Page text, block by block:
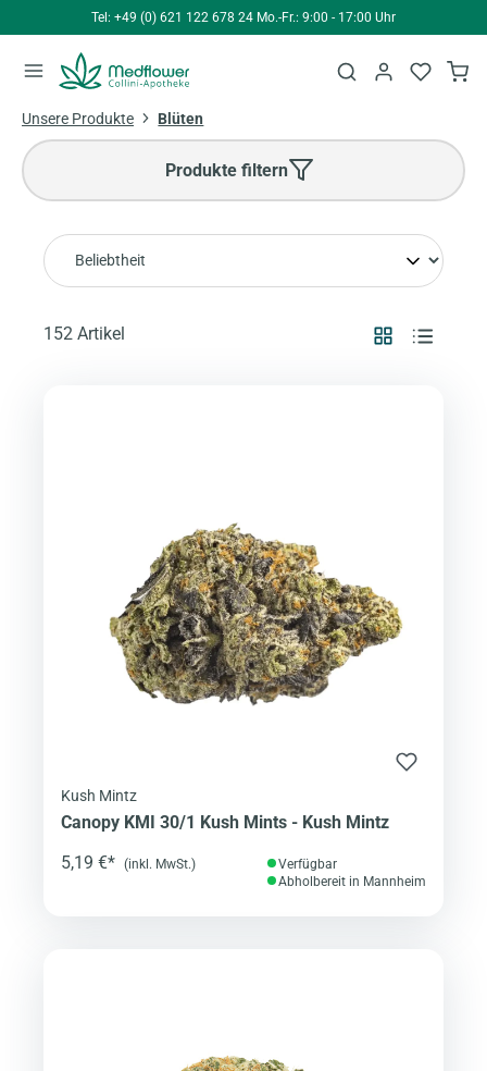
springenTel: +49 (0) 621 122 678 24 Mo.-Fr.: 9:00 - 17:00 Uhr
Unsere Produkte Blüten
Produkte filtern
152 Artikel
Kush Mintz
Canopy KMI 30/1 Kush Mints - Kush Mintz
5,19 €* (inkl. MwSt.)
Verfügbar
Abholbereit in Mannheim